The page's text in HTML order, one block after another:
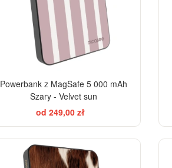
Powerbank z MagSafe 5 000 mAh
Szary - Velvet sun
od 249,00 zł